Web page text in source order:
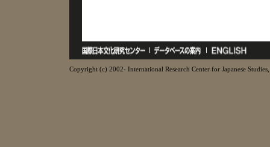
Copyright (c) 2002- International Research Center for Japanese